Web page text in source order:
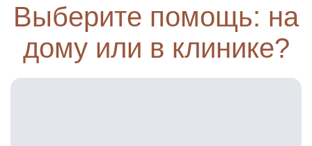
Выберите помощь: на
дому или в клинике?